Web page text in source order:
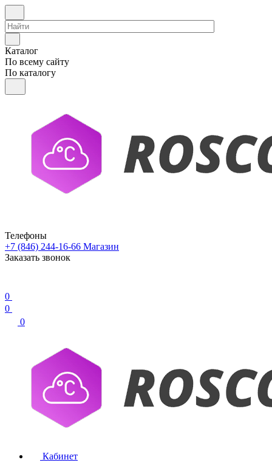
Каталог
По всему сайту
По каталогу
Телефоны
+7 (846) 244-16-66 Магазин
Заказать звонок
0
0
0
Кабинет